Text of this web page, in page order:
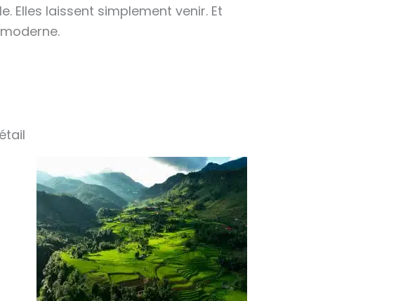
Elles laissent simplement venir. Et